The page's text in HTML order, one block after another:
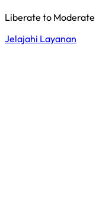
Liberate to Moderate
Jelajahi Layanan